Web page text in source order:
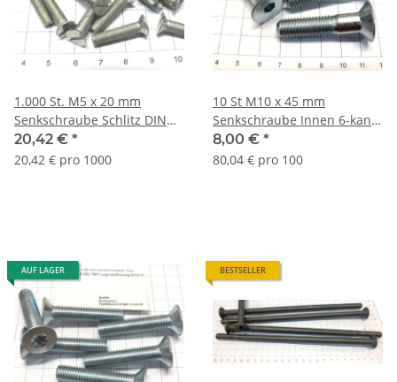
1.000 St. M5 x 20 mm
Senkschraube Schlitz DIN
963 verzinkt Lagerauflösung
S155
20,42 € *
20,42 € pro 1000
10 St M10 x 45 mm
Senkschraube Innen 6-kant
10.9 DIN 7991
Lagerauflösung S122-10
8,00 € *
80,04 € pro 100
AUF LAGER BESTSELLER